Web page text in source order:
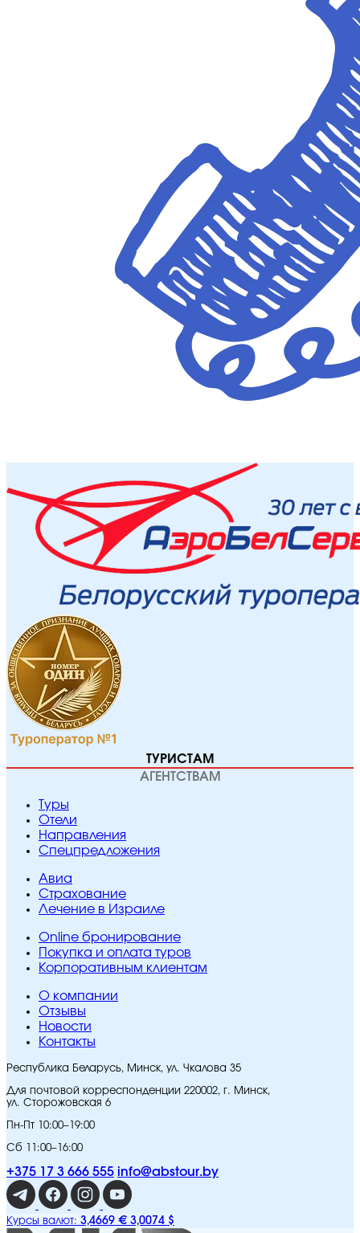
ТУРИСТАМ
АГЕНТСТВАМ
Туры
Отели
Направления
Спецпредложения
Авиа
Страхование
Лечение в Израиле
Online бронирование
Покупка и оплата туров
Корпоративным клиентам
O компании
Отзывы
Новости
Контакты
Республика Беларусь, Минск, ул. Чкалова 35
Для почтовой корреспонденции 220002, г. Минск,
ул. Сторожовская 6
Пн-Пт 10:00–19:00
Сб 11:00–16:00
+375 17 3 666 555 info@abstour.by
Курсы валют: 3,4669 € 3,0074 $